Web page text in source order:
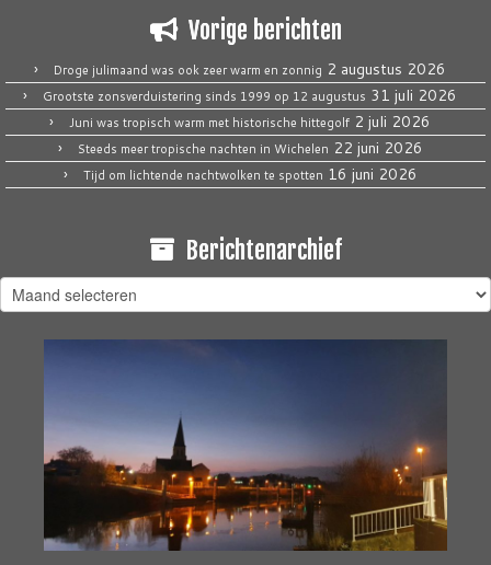
Vorige berichten
Droge julimaand was ook zeer warm en zonnig 2 augustus 2026
Grootste zonsverduistering sinds 1999 op 12 augustus 31 juli 2026
Juni was tropisch warm met historische hittegolf 2 juli 2026
Steeds meer tropische nachten in Wichelen 22 juni 2026
Tijd om lichtende nachtwolken te spotten 16 juni 2026
Berichtenarchief
Berichtenarchief